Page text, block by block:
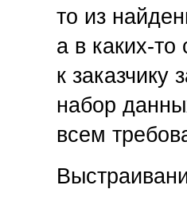
то из
а в каких-
к заказчику
набор
всем